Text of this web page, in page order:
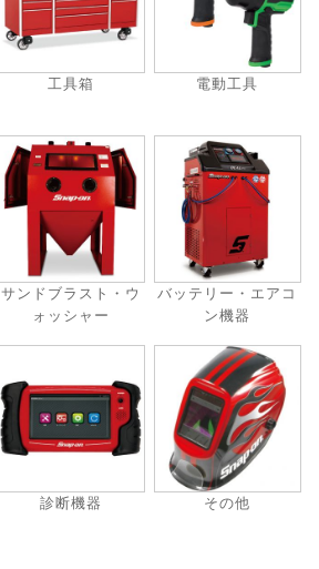
工具箱 電動工具
サンドブラスト・ウ
ォッシャー
バッテリー・エアコ
ン機器
診断機器 その他